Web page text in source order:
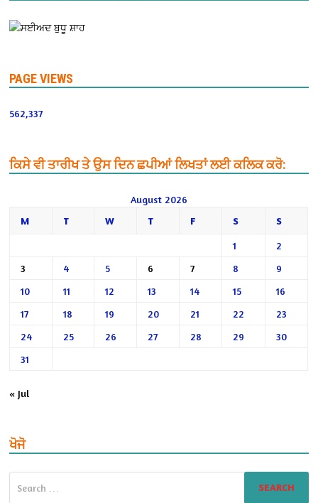
PAGE VIEWS
562,337
ਕਿਸੇ ਵੀ ਤਾਰੀਖ ਤੇ ਉਸ ਦਿਨ ਛਪੀਆਂ ਲਿਖਤਾਂ ਲਈ ਕਲਿਕ ਕਰੋ:
August 2026
M
T W T F S S
1
2
3
4 5 6 7 8
9
10
11 12 13 14 15
16
17
18 19 20 21 22
23
24
25 26 27 28 29
30
31
« Jul
ਖੋਜੋ
for: